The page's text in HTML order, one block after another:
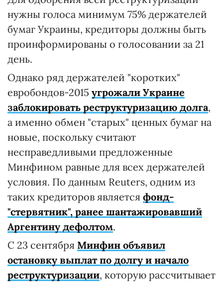
нужны голоса минимум 75% держателей
бумаг Украины, кредиторы должны быть
проинформированы о голосовании за 21
день.
Однако ряд держателей "коротких"
евробондов-2015 угрожали Украине
заблокировать реструктуризацию долга,
а именно обмен "старых" ценных бумаг на
новые, поскольку считают
несправедливыми предложенные
Минфином равные для всех держателей
условия. По данным Reuters, одним из
таких кредиторов является фонд-
"стервятник", ранее шантажировавший
Аргентину дефолтом.
С 23 сентября Минфин объявил
остановку выплат по долгу и начало
реструктуризации, которую рассчитывает